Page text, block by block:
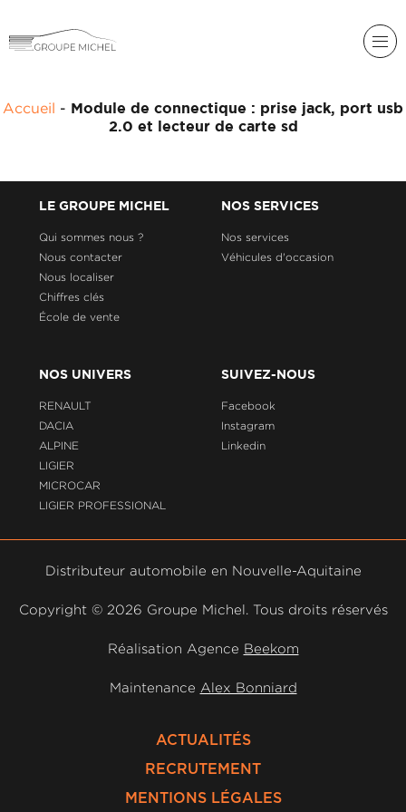
DACIA
LIGIER
PROFESSIONAL
MICHEL
HISTORIQUE
DU
MICHEL
Accueil - Module de connectique : prise jack, port usb
2.0 et lecteur de carte sd
LE GROUPE MICHEL
Qui sommes nous ?
Nous contacter
Nous localiser
Chiffres clés
École de vente
NOS SERVICES
Nos services
Véhicules d'occasion
NOS UNIVERS
RENAULT
DACIA
ALPINE
LIGIER
MICROCAR
LIGIER PROFESSIONAL
SUIVEZ-NOUS
Facebook
Instagram
Linkedin
Distributeur automobile en Nouvelle-Aquitaine
Copyright © 2026 Groupe Michel. Tous droits réservés
Réalisation Agence Beekom
Maintenance Alex Bonniard
ACTUALITÉS
RECRUTEMENT
MENTIONS LÉGALES